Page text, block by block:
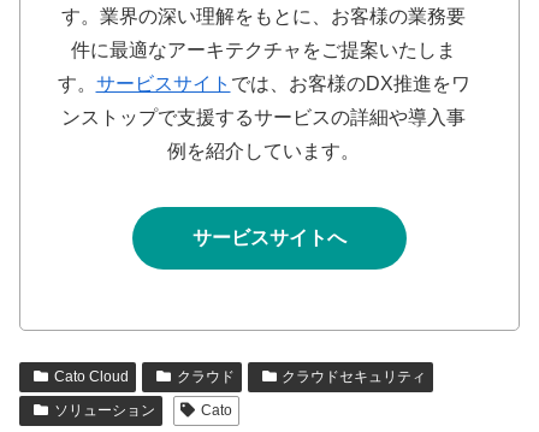
す。業界の深い理解をもとに、お客様の業務要
件に最適なアーキテクチャをご提案いたしま
す。 サービスサイト では、お客様のDX推進をワ
ンストップで支援するサービスの詳細や導入事
例を紹介しています。
サービスサイトへ
Cato Cloud クラウド
クラウドセキュリティ
ソリューション
Cato